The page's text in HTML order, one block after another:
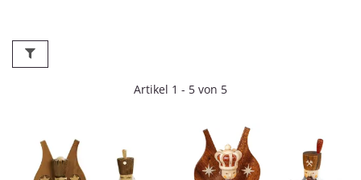
Artikel 1 - 5 von 5